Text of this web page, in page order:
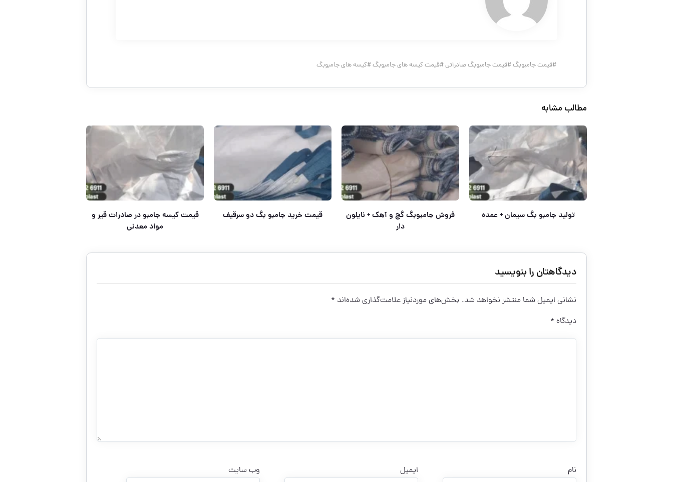
#قیمت جامبوبگ#قیمت جامبوبگ صادراتی#قیمت کیسه های جامبوبگ#کیسه های جامبوبگ
مطالب مشابه
تولید جامبو بگ سیمان + عمده
فروش جامبوبگ گچ و آهک + نایلون
دار
قیمت خرید جامبو بگ دو سرقیف
قیمت کیسه جامبو در صادرات قیر و
مواد معدنی
دیدگاهتان را بنویسید
نشانی ایمیل شما منتشر نخواهد شد. بخش‌های موردنیاز علامت‌گذاری شده‌اند *
دیدگاه *
نام ایمیل وب‌ سایت